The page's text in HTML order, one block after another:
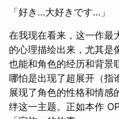
「好き…大好きです…」
在我现在看来，这一作最
的心理描绘出来，尤其是
也能和角色的经历和背景
哪怕是出现了超展开（指
展现了角色的性格和情感
绊这一主题。正如本作